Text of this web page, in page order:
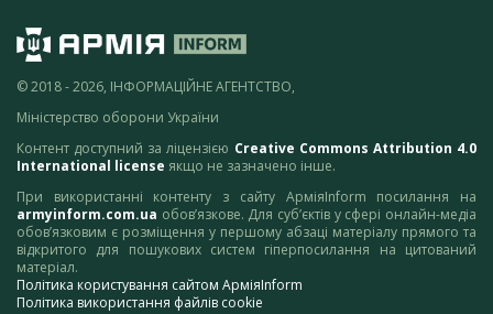
© 2018 - 2026, ІНФОРМАЦІЙНЕ АГЕНТСТВО,
Міністерство оборони України
Контент доступний за ліцензією Creative Commons Attribution 4.0
International license якщо не зазначено інше.
При використанні контенту з сайту АрміяInform посилання на
armyinform.com.ua обов’язкове. Для суб’єктів у сфері онлайн-медіа
обов’язковим є розміщення у першому абзаці матеріалу прямого та
відкритого для пошукових систем гіперпосилання на цитований
матеріал.
Політика користування сайтом АрміяInform
Політика використання файлів cookie